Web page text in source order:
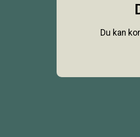
Du kan